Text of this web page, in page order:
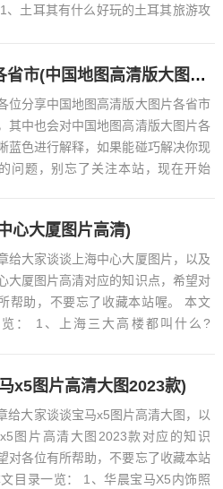
、土耳其有什么好玩的土耳其旅游攻
中国地图高清版大图片各省市(中国地图高清版大图片各省市清晰蓝色)
位分享中国地图高清版大图片各省市
其中也会对中国地图高清版大图片各
蓝色进行解释，如果能碰巧解决你现
问题，别忘了关注本站，现在开始
心大厦图片高清)
给大家谈谈上海中心大厦图片，以及
大厦图片高清对应的知识点，希望对
帮助，不要忘了收藏本站喔。 本文
览： 1、上海三大高楼都叫什么?
x5图片高清大图2023款)
给大家谈谈宝马x5图片高清大图，以
图片高清大图2023款对应的知识
对各位有所帮助，不要忘了收藏本站
目录一览： 1、华晨宝马X5内饰照